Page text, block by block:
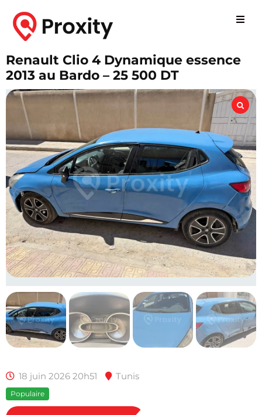
Renault Clio 4 Dynamique essence
2013 au Bardo – 25 500 DT
18 juin 2026 20h51 Tunis
Populaire